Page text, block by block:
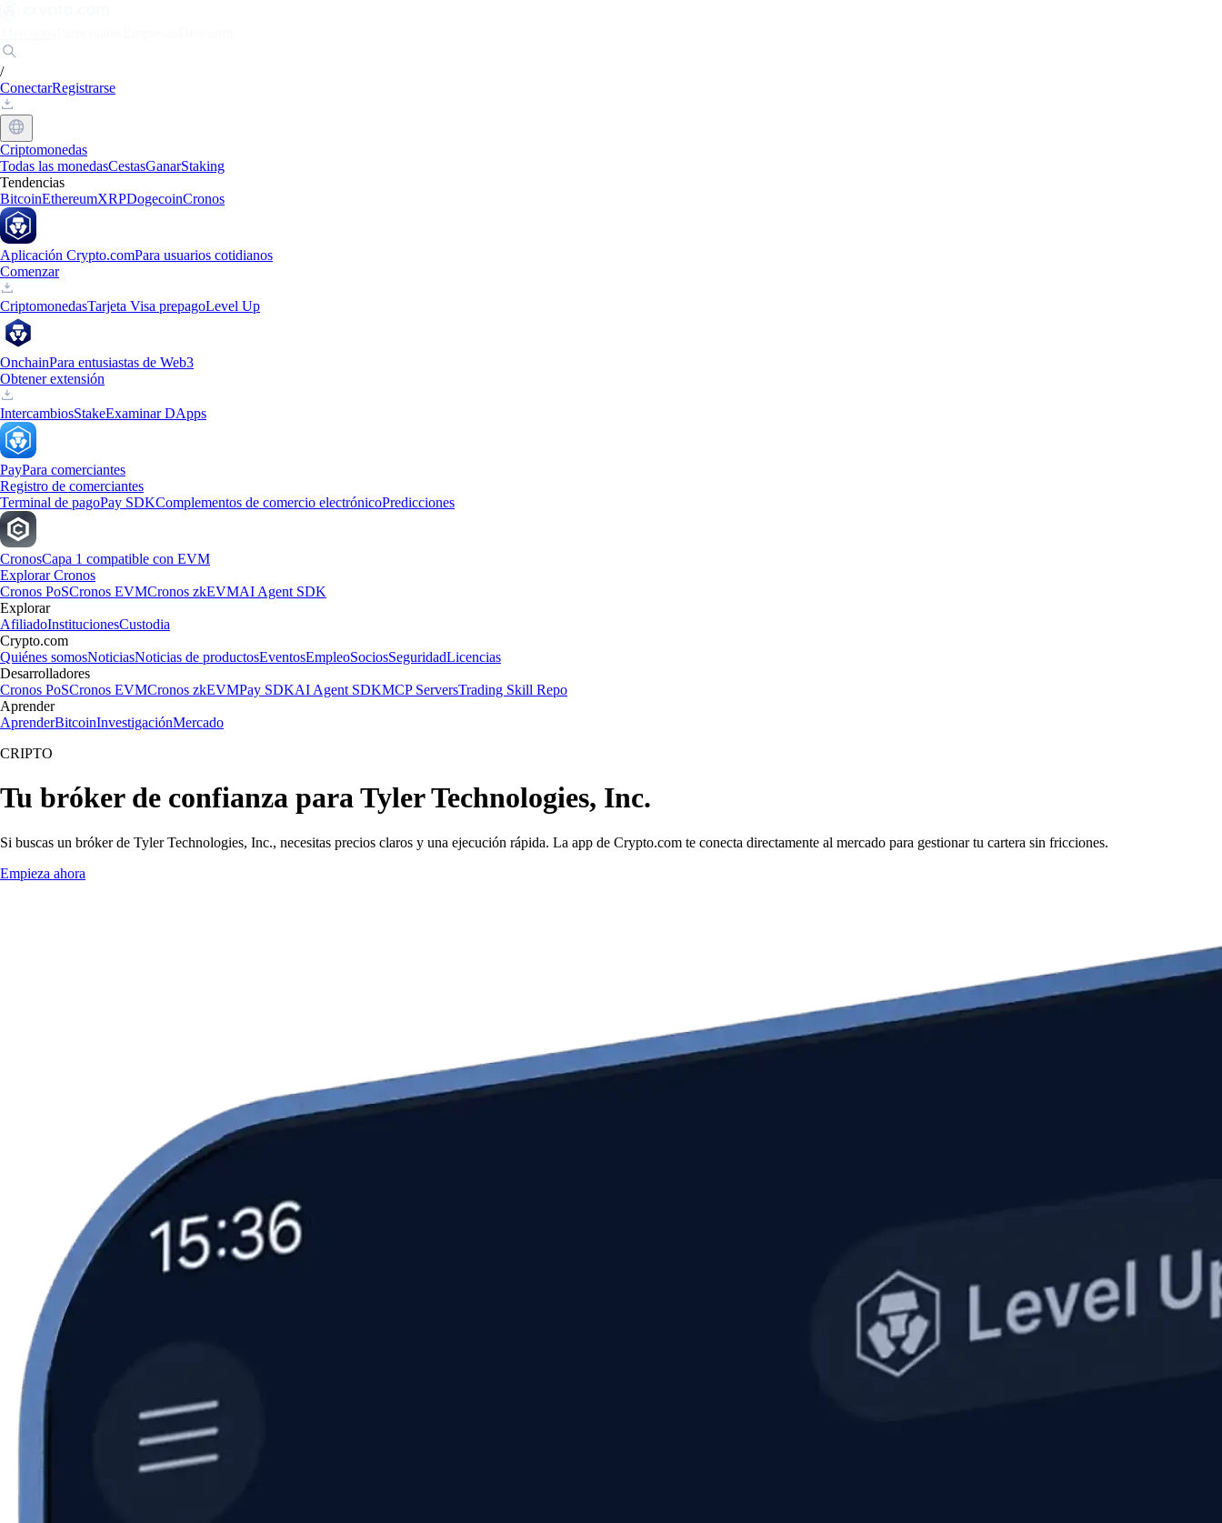
/
ConectarRegistrarse
Criptomonedas
Todas las monedasCestasGanarStaking
Tendencias
BitcoinEthereumXRPDogecoinCronos
Aplicación Crypto.comPara usuarios cotidianos
Comenzar
CriptomonedasTarjeta Visa prepagoLevel Up
OnchainPara entusiastas de Web3
Obtener extensión
IntercambiosStakeExaminar DApps
PayPara comerciantes
Registro de comerciantes
Terminal de pagoPay SDKComplementos de comercio electrónicoPredicciones
CronosCapa 1 compatible con EVM
Explorar Cronos
Cronos PoSCronos EVMCronos zkEVMAI Agent SDK
Explorar
AfiliadoInstitucionesCustodia
Crypto.com
Quiénes somosNoticiasNoticias de productosEventosEmpleoSociosSeguridadLicencias
Desarrolladores
Cronos PoSCronos EVMCronos zkEVMPay SDKAI Agent SDKMCP ServersTrading Skill Repo
Aprender
AprenderBitcoinInvestigaciónMercado
CRIPTO
Tu bróker de confianza para Tyler Technologies, Inc.
Si buscas un bróker de Tyler Technologies, Inc., necesitas precios claros y una ejecución rápida. La app de Crypto.com te conecta directamente al mercado para gestionar tu cartera sin fricciones.
Empieza ahora